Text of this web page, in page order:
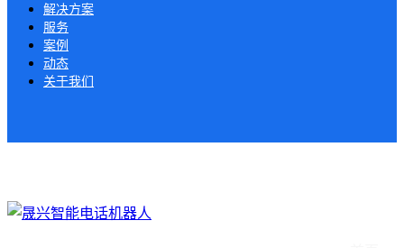
解决方案
服务
案例
动态
关于我们